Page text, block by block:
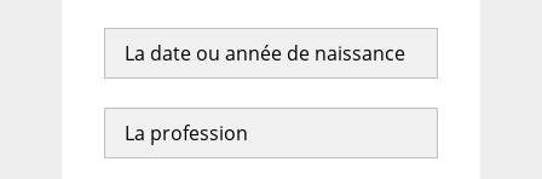
La date ou année de naissance
La profession